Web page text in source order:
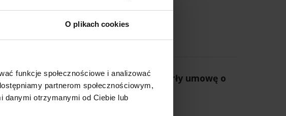
O plikach cookies
funkcje społecznościowe i analizować
partnerom społecznościowym,
danymi otrzymanymi od Ciebie lub
Aquael i Grupa Plaček zawarły umowę o
strategicznej współpracy